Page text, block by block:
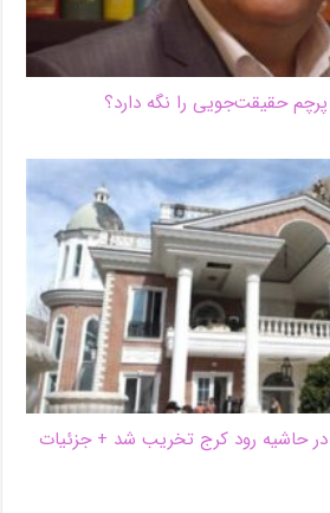
حقیقت‌جویی را نگه دارد؟
حاشیه‌ رود کرج تخریب شد + جزئیات